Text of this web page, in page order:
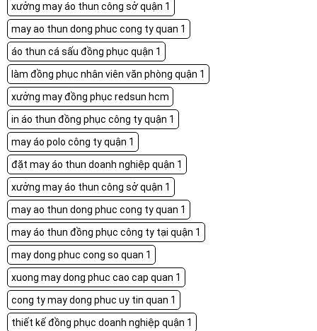
xưởng may áo thun công sở quận 1
may ao thun dong phuc cong ty quan 1
áo thun cá sấu đồng phục quận 1
làm đồng phục nhân viên văn phòng quận 1
xưởng may đồng phục redsun hcm
in áo thun đồng phục công ty quận 1
may áo polo công ty quận 1
đặt may áo thun doanh nghiệp quận 1
xưởng may áo thun công sở quận 1
may ao thun dong phuc cong ty quan 1
may áo thun đồng phục công ty tại quận 1
may dong phuc cong so quan 1
xuong may dong phuc cao cap quan 1
cong ty may dong phuc uy tin quan 1
thiết kế đồng phục doanh nghiệp quận 1